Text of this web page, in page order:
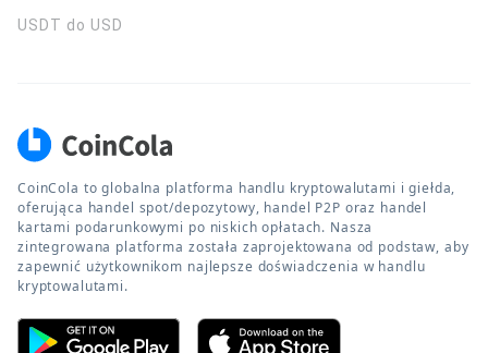
USDT do USD
CoinCola to globalna platforma handlu kryptowalutami i giełda,
oferująca handel spot/depozytowy, handel P2P oraz handel
kartami podarunkowymi po niskich opłatach. Nasza
zintegrowana platforma została zaprojektowana od podstaw, aby
zapewnić użytkownikom najlepsze doświadczenia w handlu
kryptowalutami.